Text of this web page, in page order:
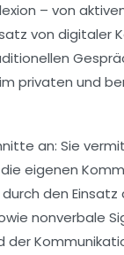
– von
von digitaler
privaten und
an: Sie
eigenen
den
nonverbale
der